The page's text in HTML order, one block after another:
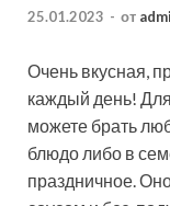
25.01.2023 - от
Очень вкусная,
каждый день!
можете брать
блюдо либо в
праздничное.